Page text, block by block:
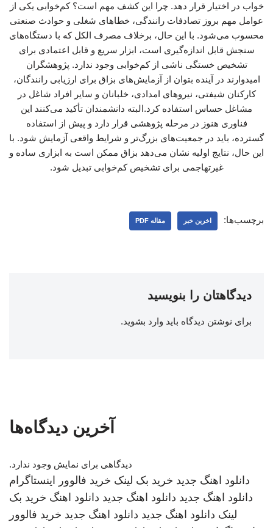
خواب در اختیار قرار دهد. چرا این کشف مهم است؟ کم‌خوابی یکی از
عوامل مهم بروز تصادفات رانندگی، خطاهای شغلی و حوادث صنعتی
محسوب می‌شود. با این حال، برخلاف مصرف الکل که با دستگاه‌های
سنجش قابل اندازه‌گیری است، ابزار سریع و قابل اعتمادی برای
تشخیص خستگی ناشی از کم‌خوابی وجود ندارد. پژوهشگران
امیدوارند در آینده بتوان از آزمایش‌های بزاق برای ارزیابی رانندگان،
کارکنان شیفتی، نیروهای امدادی، خلبانان و سایر افراد شاغل در
مشاغل حساس استفاده کرد.البته دانشمندان تأکید می‌کنند این
فناوری هنوز در مرحله پژوهشی قرار دارد و پیش از استفاده
گسترده، باید در جمعیت‌های بزرگ‌تر و شرایط واقعی آزمایش شود. با
این حال، نتایج اولیه نشان می‌دهد بزاق ممکن است به ابزاری ساده و
غیرتهاجمی برای تشخیص کم‌خوابی تبدیل شود.
برچسب‌ها: اخرین خبر مقاله PDF
دیدگاهتان را بنویسید
برای نوشتن دیدگاه باید وارد بشوید.
آخرین دیدگاه‌ها
دیدگاهی برای نمایش وجود ندارد.
دانلود اهنگ جدید خرید بک لینک خرید فالوور اینستاگرام
دانلود اهنگ جدید دانلود اهنگ جدید دانلود اهنگ خرید بک
لینک دانلود اهنگ جدید دانلود اهنگ جدید خرید فالوور